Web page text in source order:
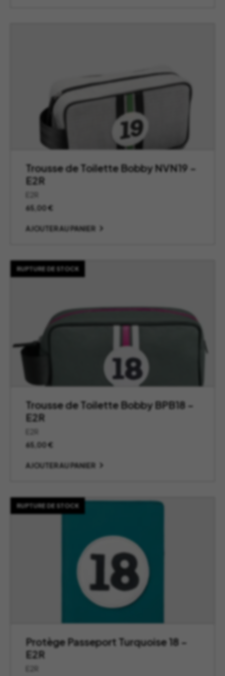
Trousse de Toilette Bobby NVN19 –
E2R
65,00€
AJOUTER AU PANIER
RUPTURE DE STOCK
Trousse de Toilette Bobby BPB18 –
E2R
65,00€
AJOUTER AU PANIER
RUPTURE DE STOCK
Protège Passeport Turquoise 18 –
E2R